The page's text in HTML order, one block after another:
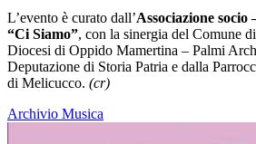
L’evento è curato dall’Associazione
“Ci Siamo”, con la sinergia del Comune
Diocesi di Oppido Mamertina – Palmi
Deputazione di Storia Patria e dalla
di Melicucco. (cr)
Archivio Musica